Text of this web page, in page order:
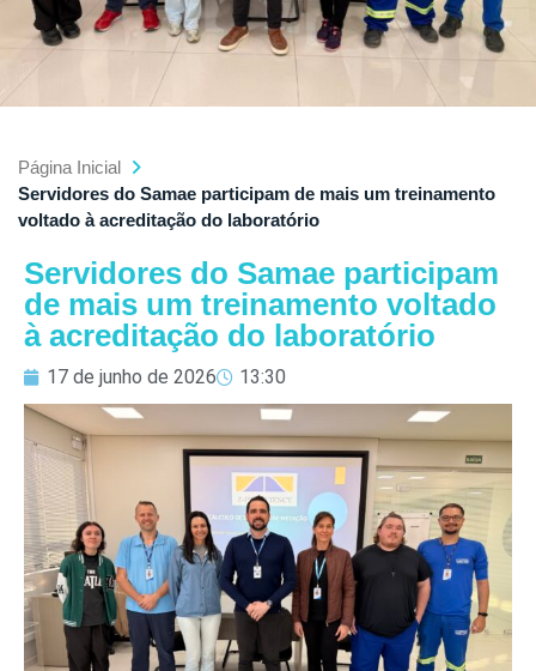
Página Inicial
Servidores do Samae participam de mais um treinamento
voltado à acreditação do laboratório
Servidores do Samae participam
de mais um treinamento voltado
à acreditação do laboratório
17 de junho de 2026 13:30